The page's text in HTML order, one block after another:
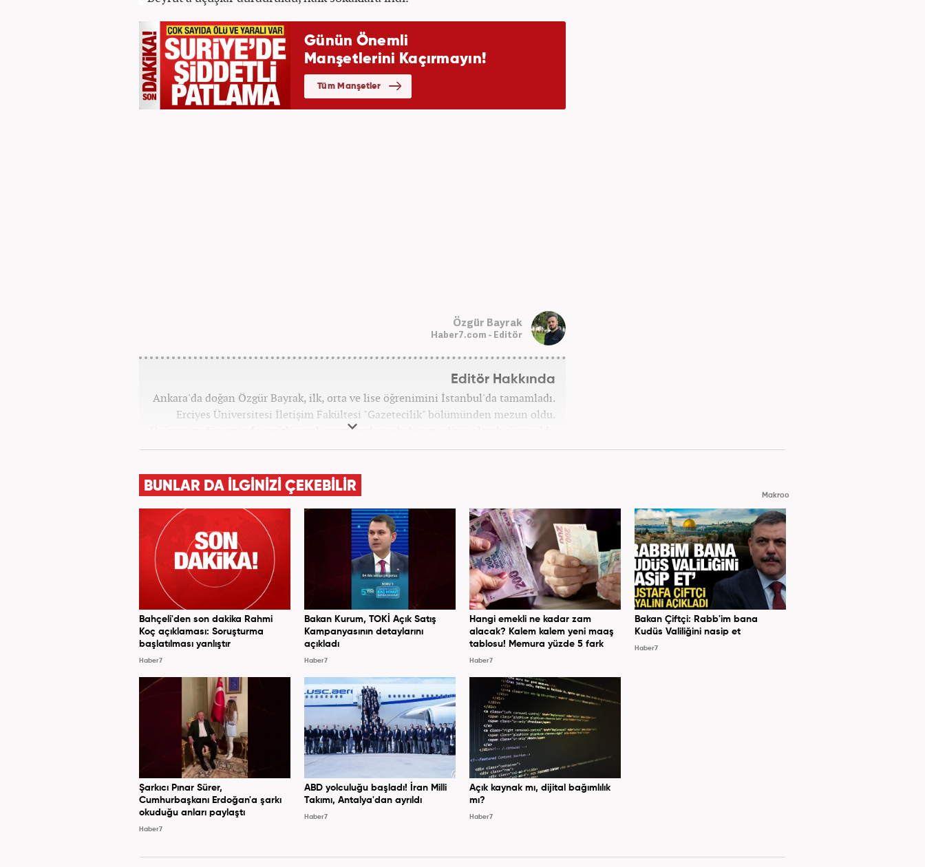
Özgür Bayrak
Haber7.com - Editör
Editör Hakkında
Ankara'da doğan Özgür Bayrak, ilk, orta ve lise öğrenimini İstanbul'da tamamladı.
Erciyes Üniversitesi İletişim Fakültesi "Gazetecilik" bölümünden mezun oldu.
Üniversite döneminde çeşitli yerel gazetelerde muhabir ve editör olarak görev aldı.
Star.com'da internet editörü olarak stajını tamamladıktan sonra Medya Takip
ve SEO içerikleriyle birlikte galeri ve video hazırladı. 2019'un Şubat ayından bu
yana ise Haber7.com'da Gündem Editörü olarak habercilik kariyerine devam
etmektedir.
BUNLAR DA İLGİNİZİ ÇEKEBİLİR
Makroo
Bahçeli'den son dakika Rahmi
Koç açıklaması: Soruşturma
başlatılması yanlıştır
Haber7
Bakan Kurum, TOKİ Açık Satış
Kampanyasının detaylarını
açıkladı
Haber7
Hangi emekli ne kadar zam
alacak? Kalem kalem yeni maaş
tablosu! Memura yüzde 5 fark
Haber7
Bakan Çiftçi: Rabb'im bana
Kudüs Valiliğini nasip et
Haber7
Şarkıcı Pınar Sürer,
Cumhurbaşkanı Erdoğan'a şarkı
okuduğu anları paylaştı
Haber7
ABD yolculuğu başladı! İran Milli
Takımı, Antalya'dan ayrıldı
Haber7
Açık kaynak mı, dijital bağımlılık
mı?
Haber7